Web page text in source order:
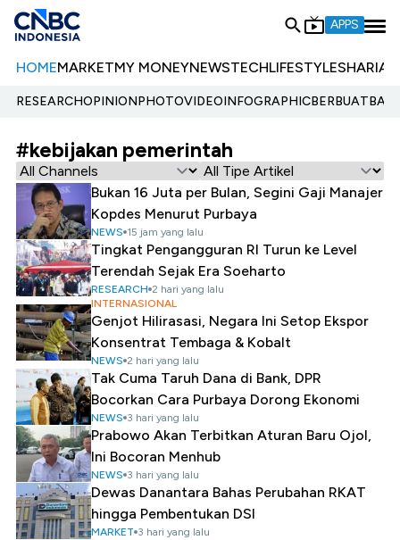
APPS
HOMEMARKETMY MONEYNEWSTECHLIFESTYLESHARIA
RESEARCHOPINIONPHOTOVIDEOINFOGRAPHIC
#kebijakan pemerintah
Bukan 16 Juta per Bulan, Segini Gaji Manajer
Kopdes Menurut Purbaya
NEWS 15 jam yang lalu
Tingkat Pengangguran RI Turun ke Level
Terendah Sejak Era Soeharto
RESEARCH 2 hari yang lalu
INTERNASIONAL
Genjot Hilirasasi, Negara Ini Setop Ekspor
Konsentrat Tembaga & Kobalt
NEWS 2 hari yang lalu
Tak Cuma Taruh Dana di Bank, DPR
Bocorkan Cara Purbaya Dorong Ekonomi
NEWS 3 hari yang lalu
Prabowo Akan Terbitkan Aturan Baru Ojol,
Ini Bocoran Menhub
NEWS 3 hari yang lalu
Dewas Danantara Bahas Perubahan RKAT
hingga Pembentukan DSI
MARKET 3 hari yang lalu